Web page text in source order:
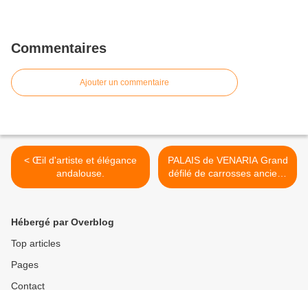
Commentaires
Ajouter un commentaire
< Œil d'artiste et élégance
andalouse.
PALAIS de VENARIA Grand
défilé de carrosses anciens
>
Hébergé par Overblog
Top articles
Pages
Contact